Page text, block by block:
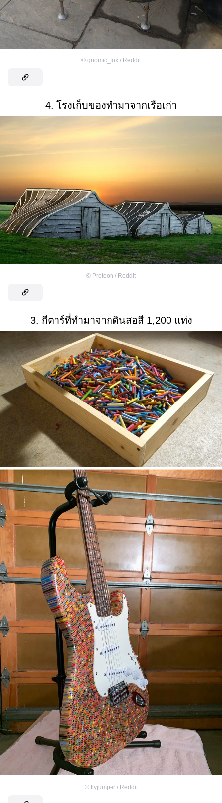
© gnomic_fox / Reddit
4. โรงเก็บของทำมาจากเรือเก่า
© Proteon / Reddit
3. กีตาร์ที่ทำมาจากดินสอสี 1,200 แท่ง
© flyjumper / Reddit